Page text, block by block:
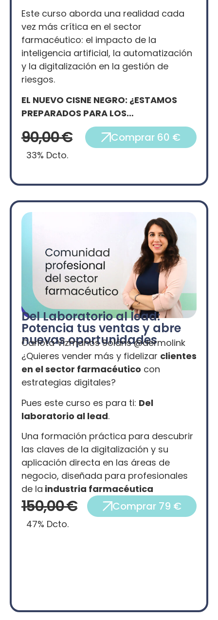
Este curso aborda una realidad cada
vez más crítica en el sector
farmacéutico: el impacto de la
inteligencia artificial, la automatización
y la digitalización en la gestión de
riesgos.
EL NUEVO CISNE NEGRO: ¿ESTAMOS
PREPARADOS PARA LOS…
90,00 €
33% Dcto.
Comprar 60 €
Del Laboratorio al lead:
Potencia tus ventas y abre
nuevas oportunidades
Carlota Vizmanos Soláns @dermolink
¿Quieres vender más y fidelizar clientes
en el sector farmacéutico con
estrategias digitales?
Pues este curso es para ti: Del
laboratorio al lead.
Una formación práctica para descubrir
las claves de la digitalización y su
aplicación directa en las áreas de
negocio, diseñada para profesionales
de la industria farmacéutica
150,00 €
47% Dcto.
Comprar 79 €